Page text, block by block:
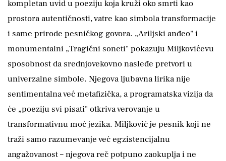
kompletan uvid u poeziju koja kruži oko smrti kao
prostora autentičnosti, vatre kao simbola transformacije
i same prirode pesničkog govora. „Ariljski anđeo" i
monumentalni „Tragični soneti" pokazuju Miljkovićevu
sposobnost da srednjovekovno nasleđe pretvori u
univerzalne simbole. Njegova ljubavna lirika nije
sentimentalna već metafizička, a programatska vizija da
će „poeziju svi pisati" otkriva verovanje u
transformativnu moć jezika. Miljković je pesnik koji ne
traži samo razumevanje već egzistencijalnu
angažovanost – njegova reč potpuno zaokuplja i ne